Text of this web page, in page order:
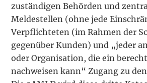
zuständigen Behörden und
Meldestellen (ohne jede
Verpflichteten (im Rahmen der
gegenüber Kunden) und „jeder
oder Organisation, die ein
nachweisen kann“ Zugang zu